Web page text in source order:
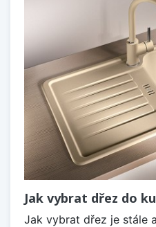
Jak vybrat dřez do
Jak vybrat dřez je stále